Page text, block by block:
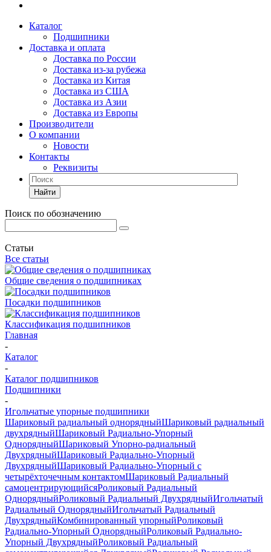
Каталог
Подшипники
Доставка и оплата
Доставка по России
Доставка из-за рубежа
Доставка из Китая
Доставка из США
Доставка из Азии
Доставка из Европы
Производители
О компании
Новости
Контакты
Реквизиты
Найти
Поиск по обозначению
Статьи
Все статьи
Общие сведения о подшипниках
Посадки подшипников
Классификация подшипников
Главная
-
Каталог
-
Каталог подшипников
Подшипники
-
Игольчатые упорные подшипники
Шариковый радиальный однорядныйШариковый радиальный
двухрядныйШариковый Радиально-Упорный
ОднорядныйШариковый Упорно-радиальный
ДвухрядныйШариковый Радиально-Упорный
ДвухрядныйШариковый Радиально-Упорный с
четырёхточечным контактомШариковый Радиальный
самоцентрирующийсяРоликовый Радиальный
ОднорядныйРоликовый Радиальный ДвухрядныйИгольчатый
Радиальный ОднорядныйИгольчатый Радиальный
ДвухрядныйКомбинированный упорныйРоликовый
Радиально-Упорный ОднорядныйРоликовый Радиально-
Упорный ДвухрядныйРоликовый Радиальный